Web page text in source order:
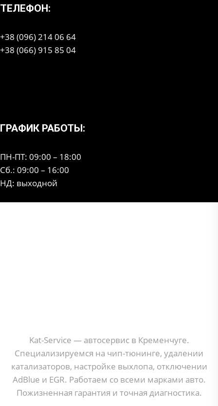
ТЕЛЕФОН:
+38 (096) 214 06 64
+38 (066) 915 85 04
ГРАФИК РАБОТЫ:
ПН-ПТ: 09:00 – 18:00
Сб.: 09:00 – 16:00
НД: выходной
Kat-Service — автосервис в Кременчуге.
Специализируемся на чип-тюнинге, удалении
катализаторов, настройке выхлопа, отключении
AdBlue и EGR. Работаем со всеми марками авто.
Пожизненная гарантия и точная диагностика.